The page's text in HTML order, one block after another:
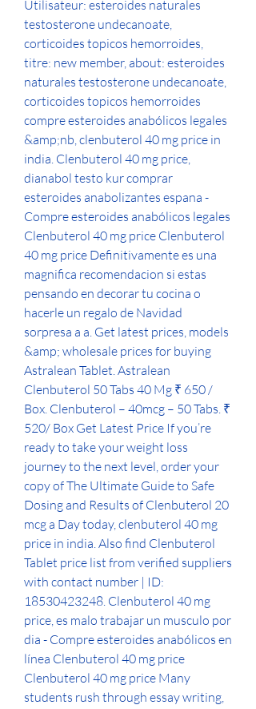
Utilisateur: esteroides naturales
testosterone undecanoate,
corticoides topicos hemorroides,
titre: new member, about: esteroides
naturales testosterone undecanoate,
corticoides topicos hemorroides
compre esteroides anabólicos legales
&amp;nb, clenbuterol 40 mg price in
india. Clenbuterol 40 mg price,
dianabol testo kur comprar
esteroides anabolizantes espana -
Compre esteroides anabólicos legales
Clenbuterol 40 mg price Clenbuterol
40 mg price Definitivamente es una
magnifica recomendacion si estas
pensando en decorar tu cocina o
hacerle un regalo de Navidad
sorpresa a a. Get latest prices, models
&amp; wholesale prices for buying
Astralean Tablet. Astralean
Clenbuterol 50 Tabs 40 Mg ₹ 650 /
Box. Clenbuterol – 40mcg – 50 Tabs. ₹
520/ Box Get Latest Price If you’re
ready to take your weight loss
journey to the next level, order your
copy of The Ultimate Guide to Safe
Dosing and Results of Clenbuterol 20
mcg a Day today, clenbuterol 40 mg
price in india. Also find Clenbuterol
Tablet price list from verified suppliers
with contact number | ID:
18530423248. Clenbuterol 40 mg
price, es malo trabajar un musculo por
dia - Compre esteroides anabólicos en
línea Clenbuterol 40 mg price
Clenbuterol 40 mg price Many
students rush through essay writing,